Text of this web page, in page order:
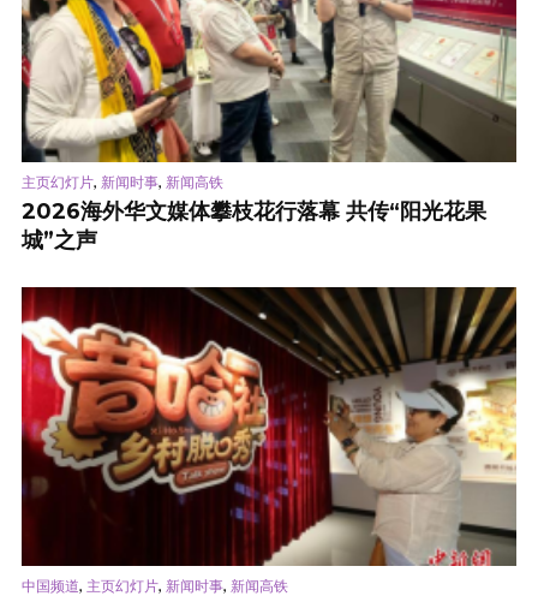
主页幻灯片, 新闻时事, 新闻高铁
2026海外华文媒体攀枝花行落幕 共传“阳光花果
城”之声
中国频道, 主页幻灯片, 新闻时事, 新闻高铁